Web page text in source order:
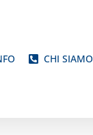
CHI SIAMO